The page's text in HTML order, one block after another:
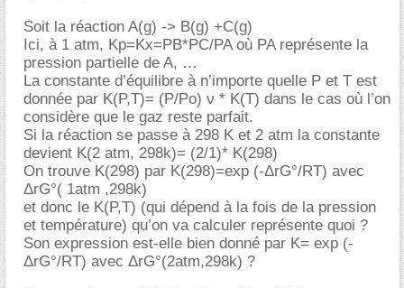
Soit la réaction A(g) -> B(g) +C(g)
Ici, à 1 atm, Kp=Kx=PB*PC/PA où PA représente la
pression partielle de A,
La constante d’équilibre à n’importe quelle P et T est
donnée par K(P,T)= (P/Po) ν * K(T) dans le cas où l’on
considère que le gaz reste parfait.
Si la réaction se passe à 298 K et 2 atm la constante
devient K(2 atm, 298k)= (2/1)* K(298)
On trouve K(298) par K(298)=exp (-ΔrG°/RT) avec
ΔrG°( 1atm ,298k)
et donc le K(P,T) (qui dépend à la fois de la pression
et température) qu’on va calculer représente quoi ?
Son expression est-elle bien donné par K= exp (-
ΔrG°/RT) avec ΔrG°(2atm,298k) ?